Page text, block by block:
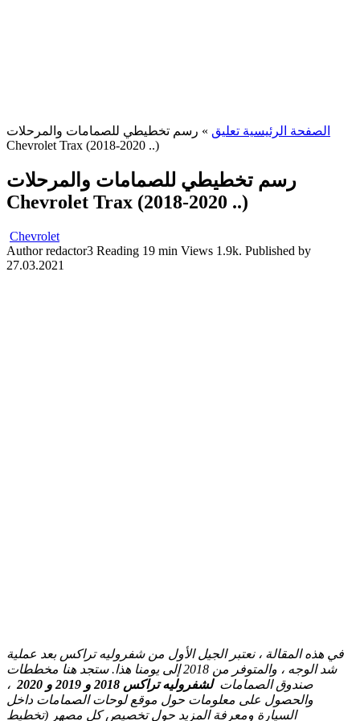
الصفحة الرئيسية تعليق » رسم تخطيطي للصمامات والمرحلات
Chevrolet Trax (2018-2020 ..)
رسم تخطيطي للصمامات والمرحلات
Chevrolet Trax (2018-2020 ..)
Chevrolet
Author redactor3 Reading 19 min Views 1.9k. Published by
27.03.2021
في هذه المقالة ، نعتبر الجيل الأول من شفروليه تراكس بعد عملية
شد الوجه ، والمتوفر من 2018 إلى يومنا هذا.
ستجد هنا مخططات
صندوق الصماماتلشفروليه تراكس 2018 و 2019 و 2020
،
والحصول على معلومات حول موقع لوحات الصمامات داخل
السيارة ومعرفة المزيد حول تخصيص كل مصهر (تخطيط